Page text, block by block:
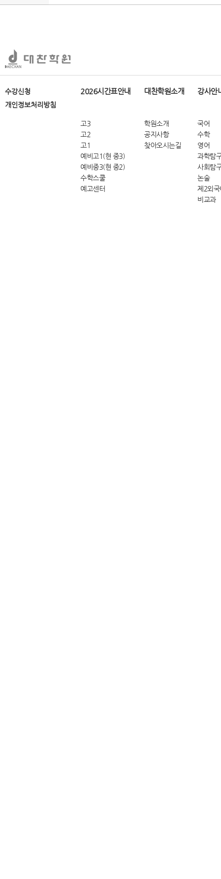
수강신청
개인정보처리방침
2026시간표안내
고3
고2
고1
예비고1(현 중3)
예비중3(현 중2)
수학스쿨
예고센터
대찬학원소개
학원소개
공지사항
찾아오시는길
강사안
국어
수학
영어
과학탐
사회탐
논술
제2외국
비교과